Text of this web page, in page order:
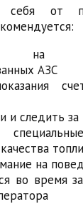
себя от
на
АЗС
и следить
на
во время